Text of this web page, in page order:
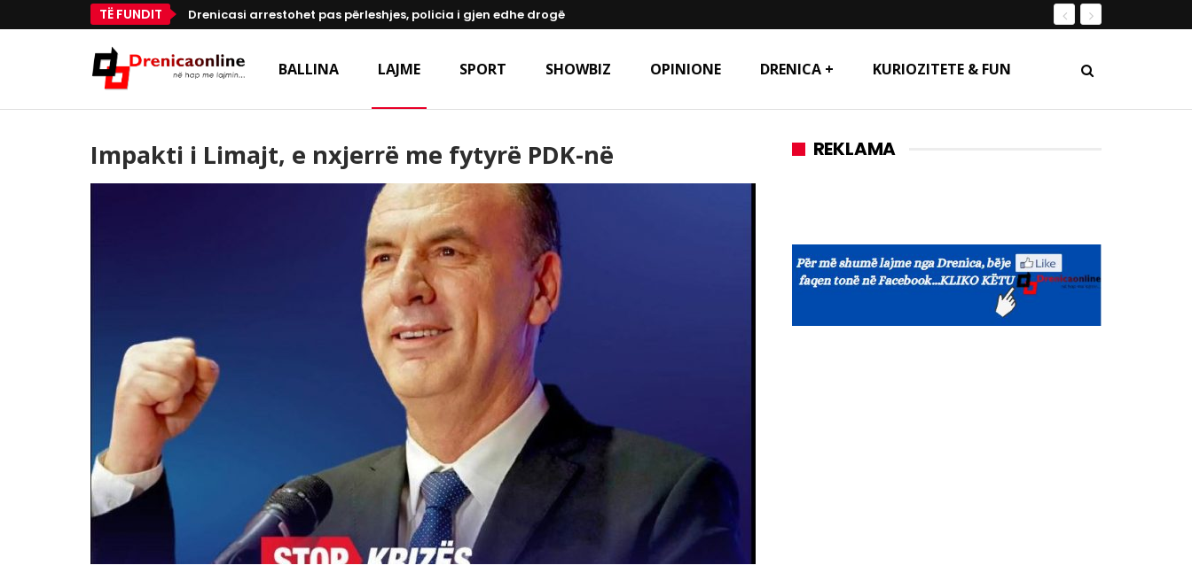
TË FUNDIT Drenicasi arrestohet pas përleshjes, policia i gjen edhe drogë
BALLINA LAJME SPORT SHOWBIZ OPINIONE DRENICA + KURIOZITETE & FUN
Impakti i Limajt, e nxjerrë me fytyrë PDK-në REKLAMA